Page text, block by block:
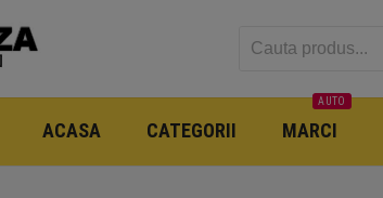
ACASA CATEGORII MARCI
AUTO